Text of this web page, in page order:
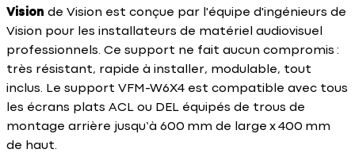
Vision de Vision est conçue par l'équipe d'ingénieurs de
Vision pour les installateurs de matériel audiovisuel
professionnels. Ce support ne fait aucun compromis :
très résistant, rapide à installer, modulable, tout
inclus. Le support VFM-W6X4 est compatible avec tous
les écrans plats ACL ou DEL équipés de trous de
montage arrière jusqu’à 600 mm de large x 400 mm
de haut.